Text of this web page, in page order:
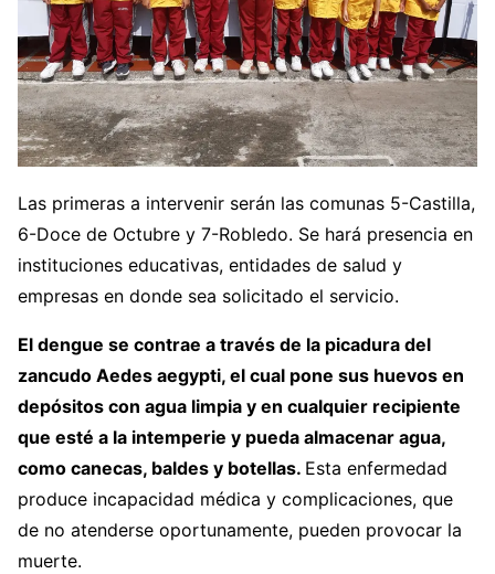
Las primeras a intervenir serán las comunas 5-Castilla,
6-Doce de Octubre y 7-Robledo. Se hará presencia en
instituciones educativas, entidades de salud y
empresas en donde sea solicitado el servicio.
El dengue se contrae a través de la picadura del
zancudo Aedes aegypti, el cual pone sus huevos en
depósitos con agua limpia y en cualquier recipiente
que esté a la intemperie y pueda almacenar agua,
como canecas, baldes y botellas. Esta enfermedad
produce incapacidad médica y complicaciones, que
de no atenderse oportunamente, pueden provocar la
muerte.